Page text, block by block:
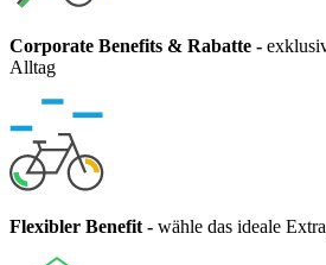
Corporate Benefits & Rabatte -
Alltag
Flexibler Benefit- wähle das ideale